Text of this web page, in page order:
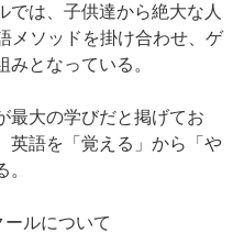
では、子供達から絶大な人
メソッドを掛け合わせ、ゲ
となっている。
最大の学びだと掲げてお
英語を「覚える」から「や
ルについて